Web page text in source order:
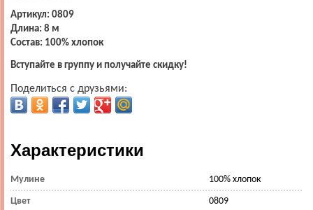
Артикул: 0809
Длина: 8 м
Состав: 100% хлопок
Вступайте в группу и получайте скидку!
Поделиться с друзьями:
Характеристики
Мулине 100% хлопок
Цвет 0809